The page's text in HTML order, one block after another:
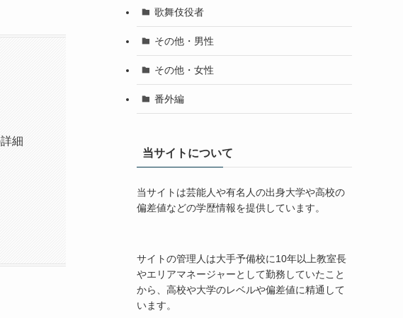
細
歌舞伎役者
その他・男性
その他・女性
番外編
当サイトについて
当サイトは芸能人や有名人の出身大学や高校の
偏差値などの学歴情報を提供しています。
サイトの管理人は大手予備校に10年以上教室長
やエリアマネージャーとして勤務していたこと
から、高校や大学のレベルや偏差値に精通して
います。